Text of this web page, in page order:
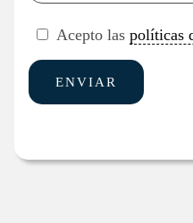
Acepto las políticas